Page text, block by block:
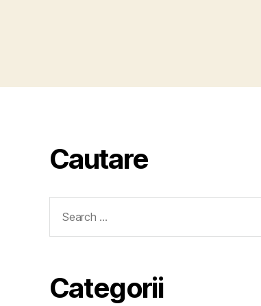
Cautare
for:
Categorii